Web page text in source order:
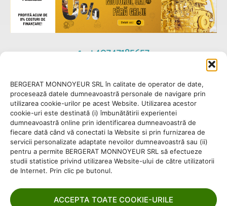
BERGERAT MONNOYEUR SRL în calitate de operator de date,
procesează datele dumneavoastră personale de navigare prin
utilizarea cookie-urilor pe acest Website. Utilizarea acestor
cookie-uri este destinată (i) îmbunătătirii experientei
dumneavoastră online prin identificarea dumneavoastră de
fiecare dată când vă conectati la Website si prin furnizarea de
servicii personalizate adaptate nevoilor dumneavoastră sau (ii)
pentru a permite BERGERAT MONNOYEUR SRL să efectueze
studii statistice privind utilizarea Website-ului de către utilizatorii
de Internet. Prin clic pe butonul.
ACCEPTA TOATE COOKIE-URILE
+40747185657
© 2024 - Copyright Eneria. Toate drepturile rezervate.Mențiuni legale
Politica privind cookie-urile Politica de Date Personale
Condiții generale de cumpărare